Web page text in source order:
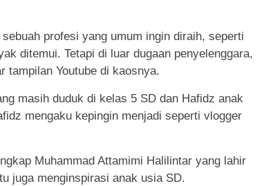
profesi yang umum ingin diraih, seperti
ditemui. Tetapi di luar dugaan penyelenggara,
tampilan Youtube di kaosnya.
masih duduk di kelas 5 SD dan Hafidz anak
mengaku kepingin menjadi seperti vlogger
Muhammad Attamimi Halilintar yang lahir
juga menginspirasi anak usia SD.